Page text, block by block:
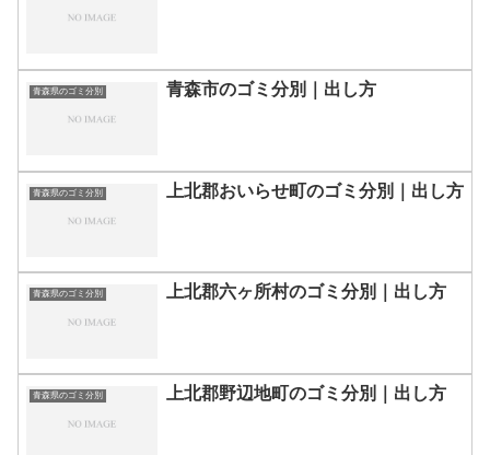
青森県のゴミ分別 青森市のゴミ分別｜出し方
青森県のゴミ分別 上北郡おいらせ町のゴミ分別｜出し方
青森県のゴミ分別 上北郡六ヶ所村のゴミ分別｜出し方
青森県のゴミ分別 上北郡野辺地町のゴミ分別｜出し方